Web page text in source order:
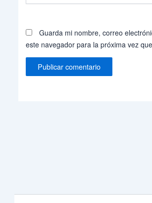
Guarda mi nombre, correo
este navegador para la próxima vez